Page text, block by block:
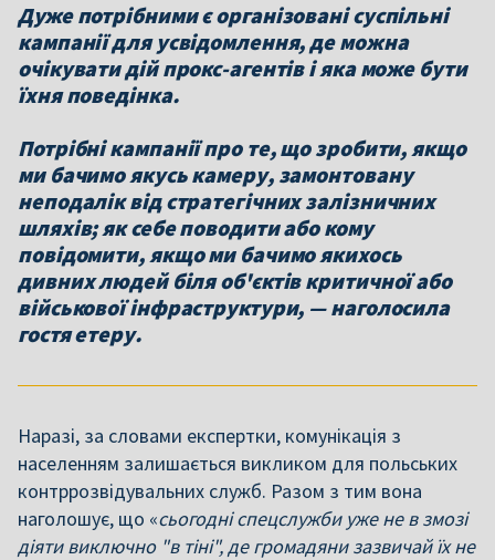
Дуже потрібними є організовані суспільні
кампанії для усвідомлення, де можна
очікувати дій прокс-агентів і яка може бути
їхня поведінка.
Потрібні кампанії про те, що зробити, якщо
ми бачимо якусь камеру, замонтовану
неподалік від стратегічних залізничних
шляхів; як себе поводити або кому
повідомити, якщо ми бачимо якихось
дивних людей біля об'єктів критичної або
військової інфраструктури, — наголосила
гостя етеру.
Наразі, за словами експертки, комунікація з
населенням залишається викликом для польських
контррозвідувальних служб. Разом з тим вона
наголошує, що «сьогодні спецслужби уже не в змозі
діяти виключно "в тіні", де громадяни зазвичай їх не